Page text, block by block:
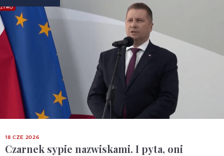
18 CZE 2026
Czarnek sypie nazwiskami. I pyta, oni